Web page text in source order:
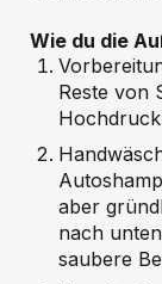
Wie du die
Reste von
aber
nach
saubere